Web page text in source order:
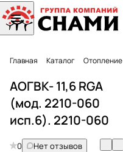
Главная Каталог Отопление
АОГВК- 11,6 RGA
(мод. 2210-060
исп.6). 2210-060
0
Нет отзывов